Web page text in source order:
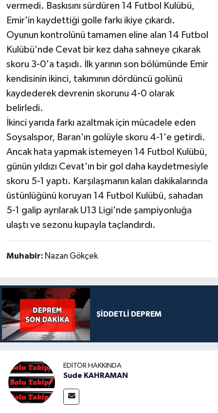
vermedi. Baskısını sürdüren 14 Futbol Kulübü,
Emir'in kaydettiği golle farkı ikiye çıkardı.
Oyunun kontrolünü tamamen eline alan 14 Futbol
Kulübü'nde Cevat bir kez daha sahneye çıkarak
skoru 3-0'a taşıdı. İlk yarının son bölümünde Emir
kendisinin ikinci, takımının dördüncü golünü
kaydederek devrenin skorunu 4-0 olarak
belirledi.
İkinci yarıda farkı azaltmak için mücadele eden
Soysalspor, Baran'ın golüyle skoru 4-1'e getirdi.
Ancak hata yapmak istemeyen 14 Futbol Kulübü,
günün yıldızı Cevat'ın bir gol daha kaydetmesiyle
skoru 5-1 yaptı. Karşılaşmanın kalan dakikalarında
üstünlüğünü koruyan 14 Futbol Kulübü, sahadan
5-1 galip ayrılarak U13 Ligi'nde şampiyonluğa
ulaştı ve sezonu kupayla taçlandırdı.
Muhabir: Nazan Gökçek
ŞİDDETLİ DEPREM
EDITÖR HAKKINDA
Sude KAHRAMAN